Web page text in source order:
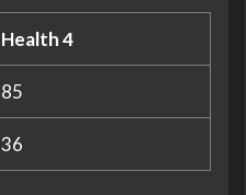
Health 4
85
36